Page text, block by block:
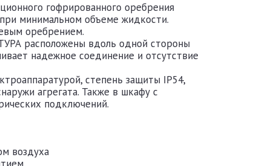
гофрированного оребрения
минимальном объеме жидкости.
оребрением.
расположены вдоль одной стороны
надежное соединение и отсутствие
степень защиты IP54,
агрегата. Также в шкафу с
подключений.
воздуха